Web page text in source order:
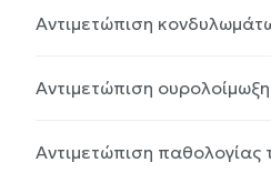
Αντιμετώπιση
Αντιμετώπιση
Αντιμετώπιση παθολογίας